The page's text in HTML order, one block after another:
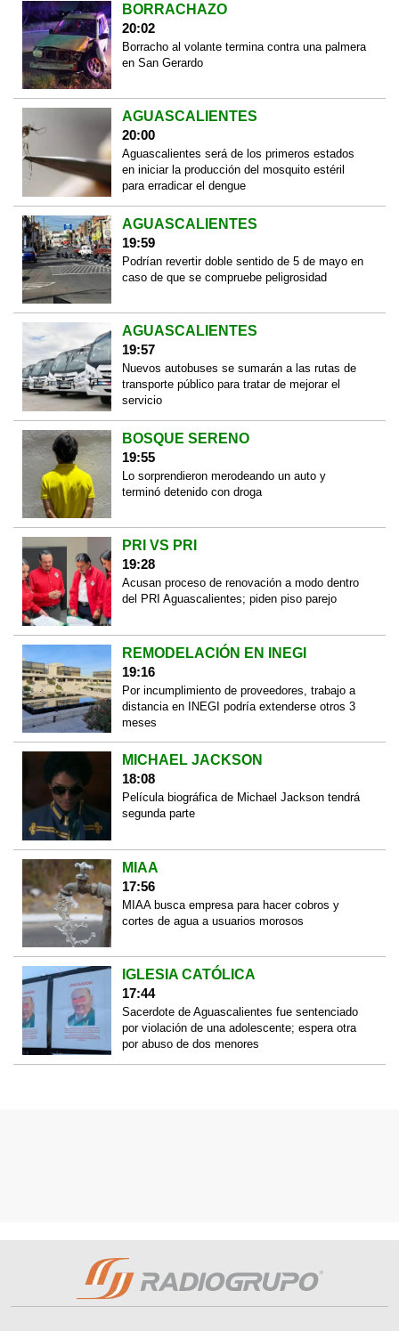
BORRACHAZO
20:02
Borracho al volante termina contra una palmera
en San Gerardo
AGUASCALIENTES
20:00
Aguascalientes será de los primeros estados
en iniciar la producción del mosquito estéril
para erradicar el dengue
AGUASCALIENTES
19:59
Podrían revertir doble sentido de 5 de mayo en
caso de que se compruebe peligrosidad
AGUASCALIENTES
19:57
Nuevos autobuses se sumarán a las rutas de
transporte público para tratar de mejorar el
servicio
BOSQUE SERENO
19:55
Lo sorprendieron merodeando un auto y
terminó detenido con droga
PRI VS PRI
19:28
Acusan proceso de renovación a modo dentro
del PRI Aguascalientes; piden piso parejo
REMODELACIÓN EN INEGI
19:16
Por incumplimiento de proveedores, trabajo a
distancia en INEGI podría extenderse otros 3
meses
MICHAEL JACKSON
18:08
Película biográfica de Michael Jackson tendrá
segunda parte
MIAA
17:56
MIAA busca empresa para hacer cobros y
cortes de agua a usuarios morosos
IGLESIA CATÓLICA
17:44
Sacerdote de Aguascalientes fue sentenciado
por violación de una adolescente; espera otra
por abuso de dos menores